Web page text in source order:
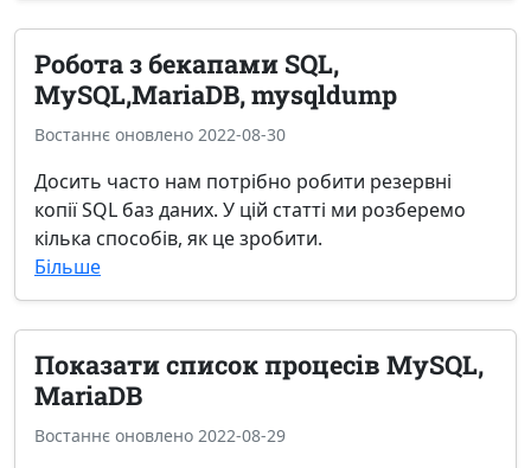
Робота з бекапами SQL,
MySQL,MariaDB, mysqldump
Востаннє оновлено 2022-08-30
Досить часто нам потрібно робити резервні
копії SQL баз даних. У цій статті ми розберемо
кілька способів, як це зробити.
Більше
Показати список процесів MySQL,
MariaDB
Востаннє оновлено 2022-08-29